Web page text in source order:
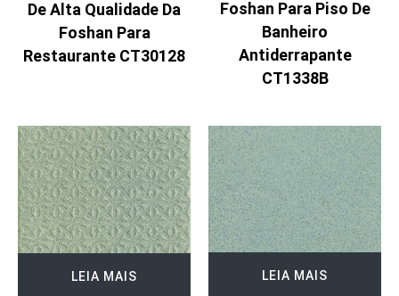
De Alta Qualidade Da
Foshan Para
Restaurante CT30128
Foshan Para Piso De
Banheiro
Antiderrapante
CT1338B
LEIA MAIS LEIA MAIS